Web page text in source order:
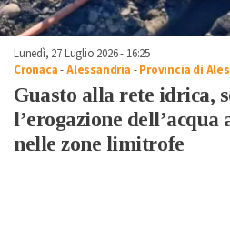
Lunedì, 27 Luglio 2026 - 16:25
Cronaca-Alessandria -Provincia di
Guasto alla rete idrica,
l’erogazione dell’acqua
nelle zone limitrofe